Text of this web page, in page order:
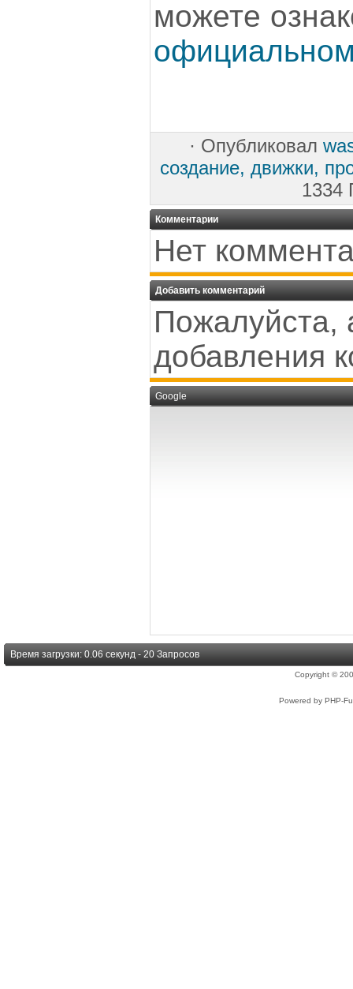
можете
· Опубликовал
создание, движки,
1334
Комментарии
Нет
Добавить комментарий
Пожалуйста,
добавления
Google
Время загрузки: 0.06 секунд - 20 Запросов
Copyright ©
Powered by PHP-